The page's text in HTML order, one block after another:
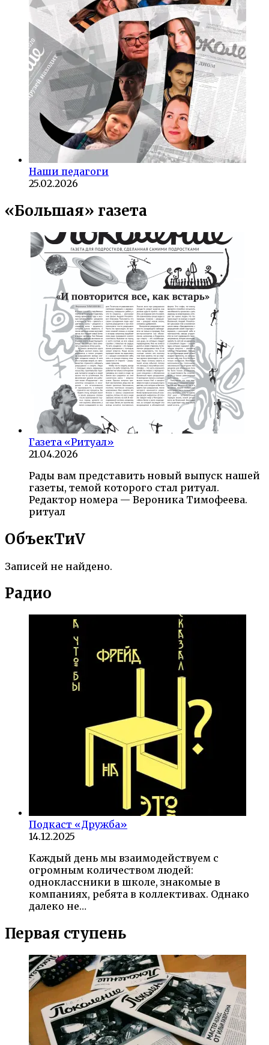
Наши педагоги
25.02.2026
«Большая» газета
Газета «Ритуал»
21.04.2026
Рады вам представить новый выпуск нашей
газеты, темой которого стал ритуал.
Редактор номера — Вероника Тимофеева.
ритуал
ОбъекTиV
Записей не найдено.
Радио
Подкаст «Дружба»
14.12.2025
Каждый день мы взаимодействуем с
огромным количеством людей:
одноклассники в школе, знакомые в
компаниях, ребята в коллективах. Однако
далеко не…
Первая ступень